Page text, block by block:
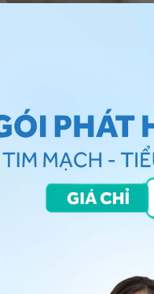
kỹ thuật giảm đau cho thai phụ
màng cứng